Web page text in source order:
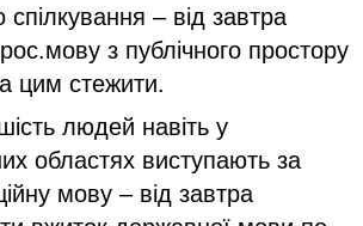
спілкування – від завтра
з публічного простору
цим стежити.
людей навіть у
областях виступають за
мову – від завтра